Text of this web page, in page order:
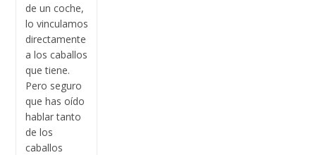
de un coche,
lo vinculamos
directamente
a los caballos
que tiene.
Pero seguro
que has oído
hablar tanto
de los
caballos